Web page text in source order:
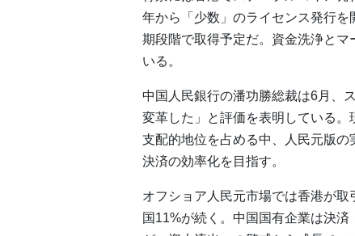
年から「少数」のライセンス発行
期段階で取得予定だ。資金洗浄と
いる。
中国人民銀行の潘功勝総裁は6月、
変革した」と評価を表明している
支配的地位を占める中、人民元版
決済の効率化を目指す。
オフショア人民元市場では香港が
国11%が続く。中国国有企業は決